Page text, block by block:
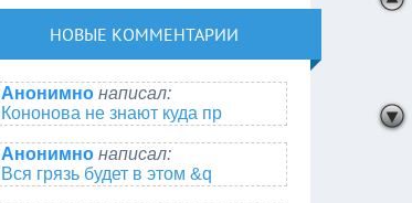
НОВЫЕ КОММЕНТАРИИ
Анонимно написал:
Кононова не знают куда пр
Анонимно написал:
Вся грязь будет в этом &q